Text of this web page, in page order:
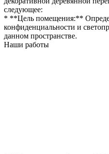
следующее:
* **Цель помещения:**
конфиденциальности и
данном пространстве.
Наши работы